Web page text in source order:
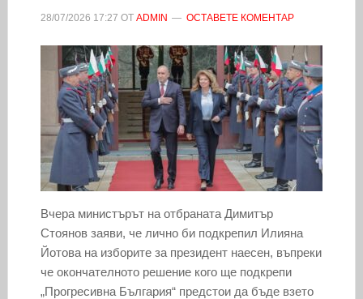
28/07/2026 17:27 ОТ ADMIN ОСТАВЕТЕ КОМЕНТАР
Вчера министърът на отбраната Димитър
Стоянов заяви, че лично би подкрепил Илияна
Йотова на изборите за президент наесен, въпреки
че окончателното решение кого ще подкрепи
„Прогресивна България“ предстои да бъде взето